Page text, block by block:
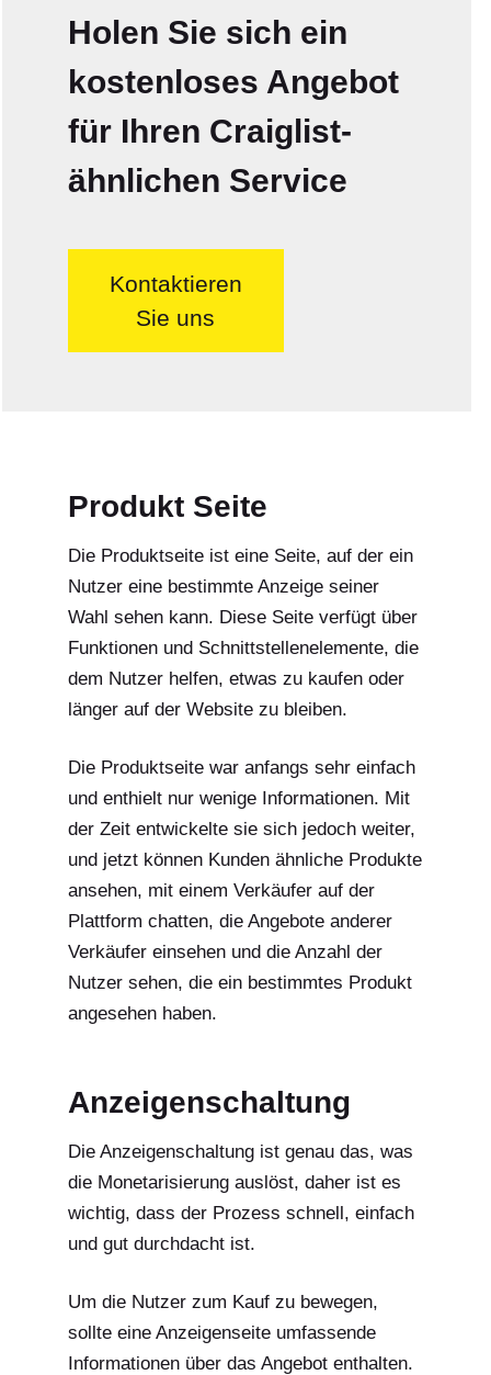
Holen Sie sich ein
kostenloses Angebot
für Ihren Craiglist-
ähnlichen Service
Kontaktieren
Sie uns
Produkt Seite
Die Produktseite ist eine Seite, auf der ein
Nutzer eine bestimmte Anzeige seiner
Wahl sehen kann. Diese Seite verfügt über
Funktionen und Schnittstellenelemente, die
dem Nutzer helfen, etwas zu kaufen oder
länger auf der Website zu bleiben.
Die Produktseite war anfangs sehr einfach
und enthielt nur wenige Informationen. Mit
der Zeit entwickelte sie sich jedoch weiter,
und jetzt können Kunden ähnliche Produkte
ansehen, mit einem Verkäufer auf der
Plattform chatten, die Angebote anderer
Verkäufer einsehen und die Anzahl der
Nutzer sehen, die ein bestimmtes Produkt
angesehen haben.
Anzeigenschaltung
Die Anzeigenschaltung ist genau das, was
die Monetarisierung auslöst, daher ist es
wichtig, dass der Prozess schnell, einfach
und gut durchdacht ist.
Um die Nutzer zum Kauf zu bewegen,
sollte eine Anzeigenseite umfassende
Informationen über das Angebot enthalten.